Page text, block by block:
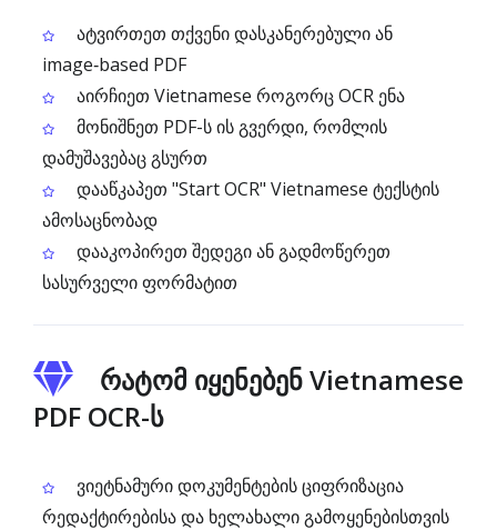
ატვირთეთ თქვენი დასკანერებული ან
image‑based PDF
აირჩიეთ Vietnamese როგორც OCR ენა
მონიშნეთ PDF-ს ის გვერდი, რომლის
დამუშავებაც გსურთ
დააწკაპეთ "Start OCR" Vietnamese ტექსტის
ამოსაცნობად
დააკოპირეთ შედეგი ან გადმოწერეთ
სასურველი ფორმატით
რატომ იყენებენ Vietnamese
PDF OCR-ს
ვიეტნამური დოკუმენტების ციფრიზაცია
რედაქტირებისა და ხელახალი გამოყენებისთვის